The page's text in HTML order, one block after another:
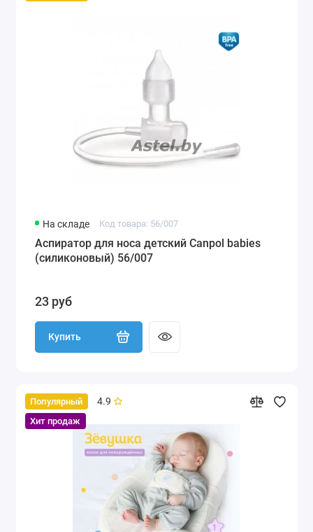
На складе Код товара: 56/007
Аспиратор для носа детский Canpol babies
(силиконовый) 56/007
23 руб
Купить
Популярный
Хит продаж
4.9